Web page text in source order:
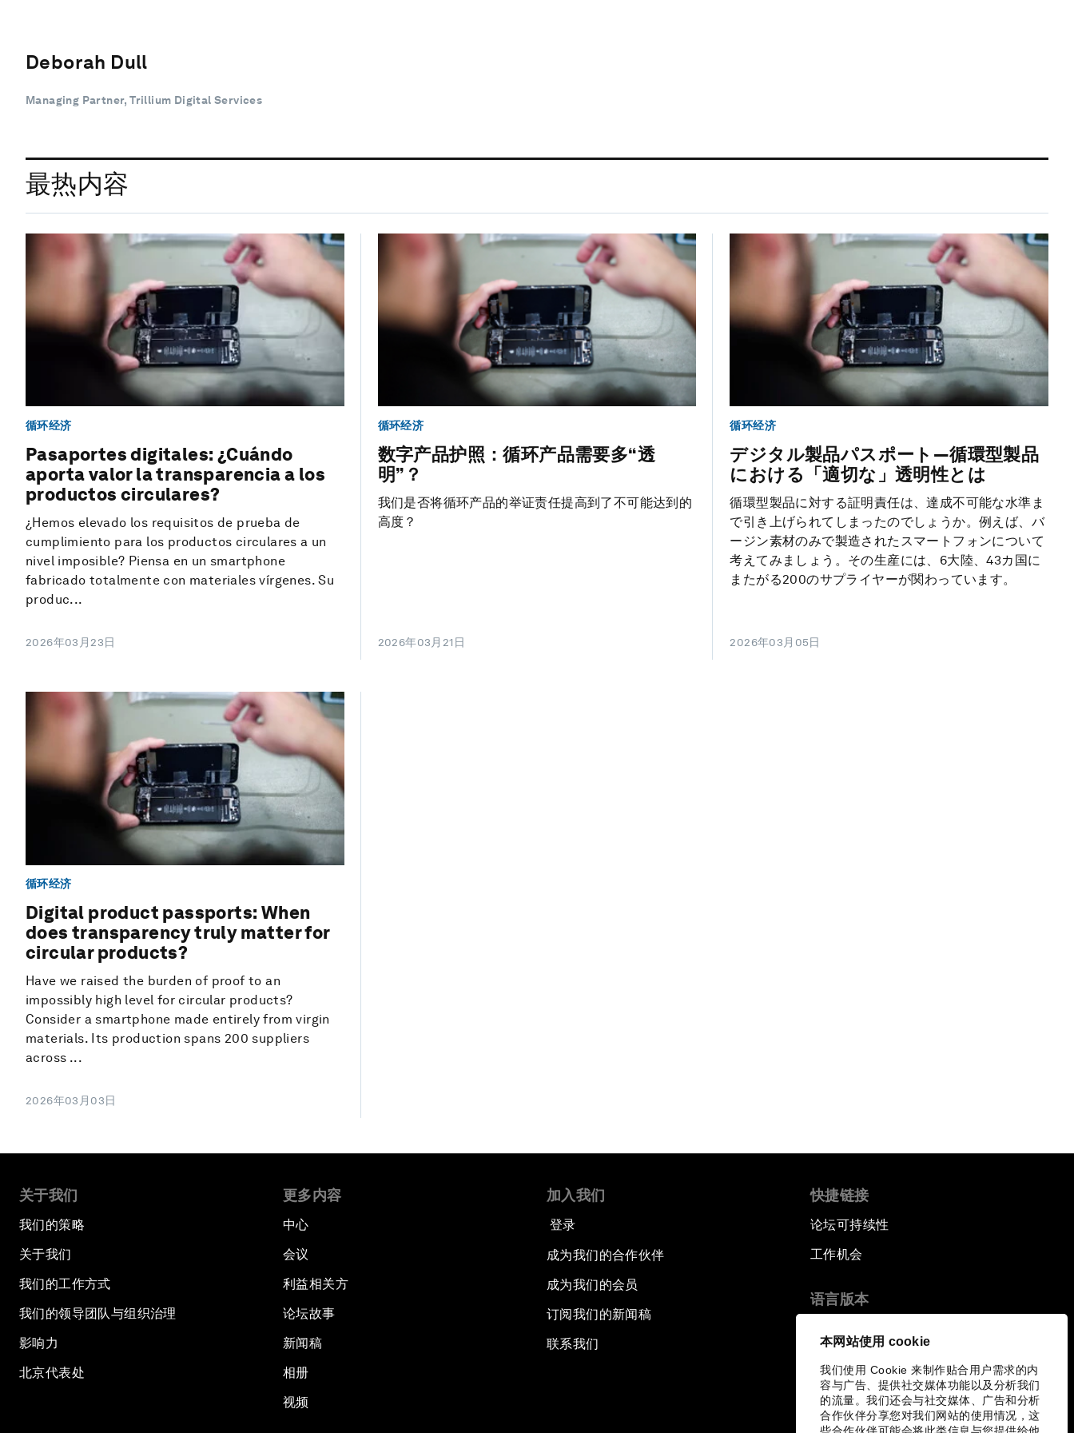
本网站使用 cookie
我们使用 Cookie 来制作贴合用户需求的内
容与广告、提供社交媒体功能以及分析我们
的流量。我们还会与社交媒体、广告和分析
合作伙伴分享您对我们网站的使用情况，这
Deborah Dull
Managing Partner, Trillium Digital Services
最热内容
循环经济
Pasaportes digitales: ¿Cuándo
aporta valor la transparencia a los
productos circulares?
¿Hemos elevado los requisitos de prueba de
cumplimiento para los productos circulares a un
nivel imposible? Piensa en un smartphone
fabricado totalmente con materiales vírgenes. Su
produc...
2026年03月23日
循环经济
数字产品护照：循环产品需要多“透
明”？
我们是否将循环产品的举证责任提高到了不可能达到的
高度？
2026年03月21日
循环经济
デジタル製品パスポート―循環型製品
における「適切な」透明性とは
循環型製品に対する証明責任は、達成不可能な水準ま
で引き上げられてしまったのでしょうか。例えば、バ
ージン素材のみで製造されたスマートフォンについて
考えてみましょう。その生産には、6大陸、43カ国に
またがる200のサプライヤーが関わっています。
2026年03月05日
循环经济
Digital product passports: When
does transparency truly matter for
circular products?
Have we raised the burden of proof to an
impossibly high level for circular products?
Consider a smartphone made entirely from virgin
materials. Its production spans 200 suppliers
across ...
2026年03月03日
关于我们
我们的策略
关于我们
我们的工作方式
我们的领导团队与组织治理
影响力
北京代表处
更多内容
中心
会议
利益相关方
论坛故事
新闻稿
相册
视频
加入我们
登录
成为我们的合作伙伴
成为我们的会员
订阅我们的新闻稿
联系我们
快捷链接
论坛可持续性
工作机会
语言版本